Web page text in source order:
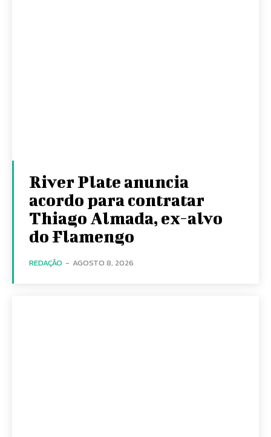
River Plate anuncia
acordo para contratar
Thiago Almada, ex-alvo
do Flamengo
REDAÇÃO - AGOSTO 8, 2026